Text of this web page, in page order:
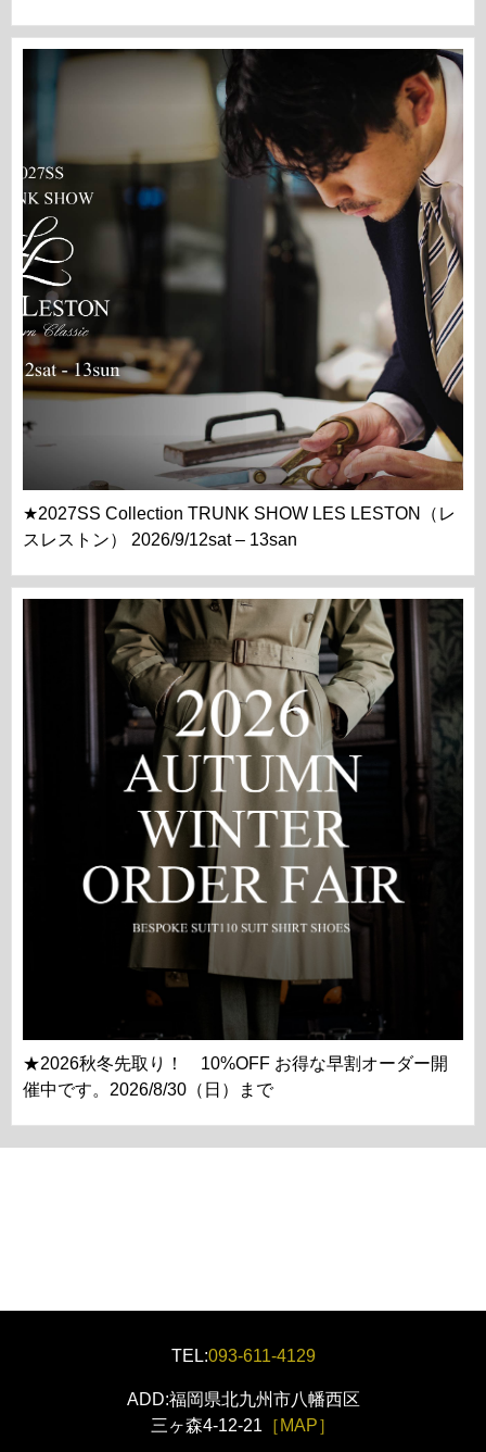
★2027SS Collection TRUNK SHOW LES LESTON（レ
スレストン） 2026/9/12sat – 13san
★2026秋冬先取り！ 10%OFF お得な早割オーダー開
催中です。2026/8/30（日）まで
TEL:093-611-4129
ADD:福岡県北九州市八幡西区
三ヶ森4-12-21 ［MAP］